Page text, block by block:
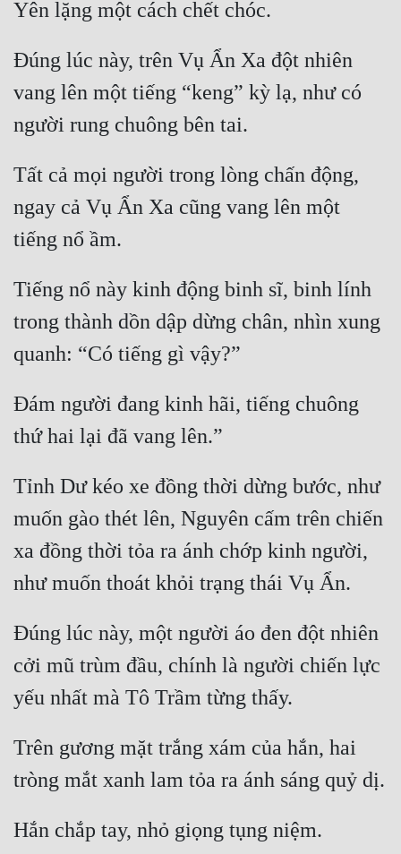
Đô Thị
Đông Phương
Đông Phương Huyền Huyễn
Đồng Nhân
Cẩu Đạo Trường Sinh
Ngự Thú
Truyện Nữ
Vô Địch Lưu
Xây Dựng Thế Lực
Đam Mỹ
Đẹp
Tính Cách Nhân Vật :
Cơ Trí
Sát Phạt Quyết Đoán
Vô Sỉ
Điềm Đạm
Đúng lúc này, trên Vụ Ẩn Xa đột nhiên
vang lên một tiếng “keng” kỳ lạ, như có
Tất cả mọi người trong lòng chấn động,
ngay cả Vụ Ẩn Xa cũng vang lên một
Tiếng nổ này kinh động binh sĩ, binh lính
trong thành dồn dập dừng chân, nhìn xung
Đám người đang kinh hãi, tiếng chuông
Tỉnh Dư kéo xe đồng thời dừng bước, như
muốn gào thét lên, Nguyên cấm trên chiến
xa đồng thời tỏa ra ánh chớp kinh người,
Đúng lúc này, một người áo đen đột nhiên
cởi mũ trùm đầu, chính là người chiến lực
Trên gương mặt trắng xám của hắn, hai